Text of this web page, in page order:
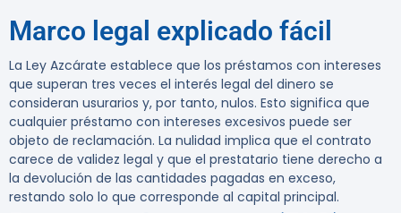
Marco legal explicado fácil
La Ley Azcárate establece que los préstamos con intereses
que superan tres veces el interés legal del dinero se
consideran usurarios y, por tanto, nulos. Esto significa que
cualquier préstamo con intereses excesivos puede ser
objeto de reclamación. La nulidad implica que el contrato
carece de validez legal y que el prestatario tiene derecho a
la devolución de las cantidades pagadas en exceso,
restando solo lo que corresponde al capital principal.